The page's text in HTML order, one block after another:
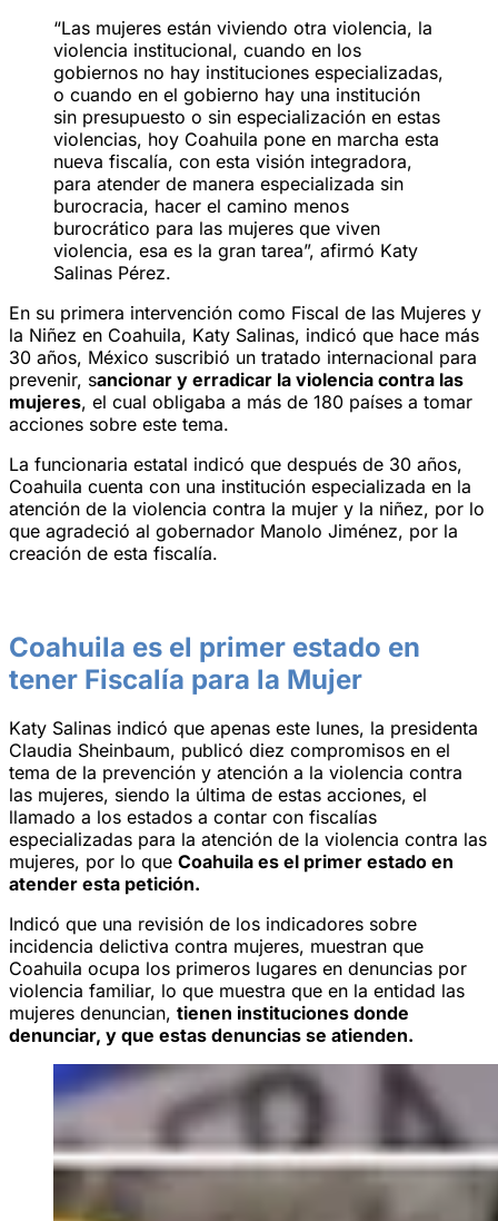
“Las mujeres están viviendo otra violencia, la
violencia institucional, cuando en los
gobiernos no hay instituciones especializadas,
o cuando en el gobierno hay una institución
sin presupuesto o sin especialización en estas
violencias, hoy Coahuila pone en marcha esta
nueva fiscalía, con esta visión integradora,
para atender de manera especializada sin
burocracia, hacer el camino menos
burocrático para las mujeres que viven
violencia, esa es la gran tarea”, afirmó Katy
Salinas Pérez.
En su primera intervención como Fiscal de las Mujeres y
la Niñez en Coahuila, Katy Salinas, indicó que hace más
30 años, México suscribió un tratado internacional para
prevenir, sancionar y erradicar la violencia contra las
mujeres, el cual obligaba a más de 180 países a tomar
acciones sobre este tema.
La funcionaria estatal indicó que después de 30 años,
Coahuila cuenta con una institución especializada en la
atención de la violencia contra la mujer y la niñez, por lo
que agradeció al gobernador Manolo Jiménez, por la
creación de esta fiscalía.
Coahuila es el primer estado en
tener Fiscalía para la Mujer
Katy Salinas indicó que apenas este lunes, la presidenta
Claudia Sheinbaum, publicó diez compromisos en el
tema de la prevención y atención a la violencia contra
las mujeres, siendo la última de estas acciones, el
llamado a los estados a contar con fiscalías
especializadas para la atención de la violencia contra las
mujeres, por lo que Coahuila es el primer estado en
atender esta petición.
Indicó que una revisión de los indicadores sobre
incidencia delictiva contra mujeres, muestran que
Coahuila ocupa los primeros lugares en denuncias por
violencia familiar, lo que muestra que en la entidad las
mujeres denuncian, tienen instituciones donde
denunciar, y que estas denuncias se atienden.